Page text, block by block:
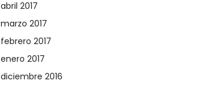
abril 2017
marzo 2017
febrero 2017
enero 2017
diciembre 2016